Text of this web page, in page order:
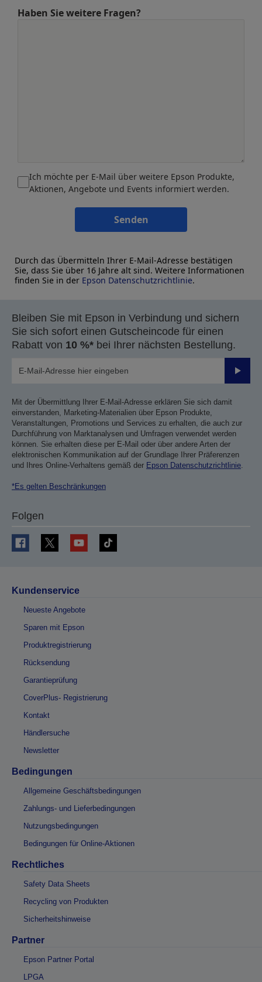
Haben Sie weitere Fragen?
Ich möchte per E-Mail über weitere Epson Produkte,
Aktionen, Angebote und Events informiert werden.
Senden
Durch das Übermitteln Ihrer E-Mail-Adresse bestätigen
Sie, dass Sie über 16 Jahre alt sind. Weitere Informationen
finden Sie in der Epson Datenschutzrichtlinie.
Bleiben Sie mit Epson in Verbindung und sichern
Sie sich sofort einen Gutscheincode für einen
Rabatt von 10 %* bei Ihrer nächsten Bestellung.
Mit der Übermittlung Ihrer E-Mail-Adresse erklären Sie sich damit
einverstanden, Marketing-Materialien über Epson Produkte,
Veranstaltungen, Promotions und Services zu erhalten, die auch zur
Durchführung von Marktanalysen und Umfragen verwendet werden
können. Sie erhalten diese per E-Mail oder über andere Arten der
elektronischen Kommunikation auf der Grundlage Ihrer Präferenzen
und Ihres Online-Verhaltens gemäß der Epson Datenschutzrichtlinie.
*Es gelten Beschränkungen
Folgen
Kundenservice
Neueste Angebote
Sparen mit Epson
Produktregistrierung
Rücksendung
Garantieprüfung
CoverPlus- Registrierung
Kontakt
Händlersuche
Newsletter
Bedingungen
Allgemeine Geschäftsbedingungen
Zahlungs- und Lieferbedingungen
Nutzungsbedingungen
Bedingungen für Online-Aktionen
Rechtliches
Safety Data Sheets
Recycling von Produkten
Sicherheitshinweise
Partner
Epson Partner Portal
LPGA